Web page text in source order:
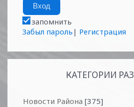
запомнить
Забыл пароль | Регистрация
КАТЕГОРИИ
Новости Района [375]